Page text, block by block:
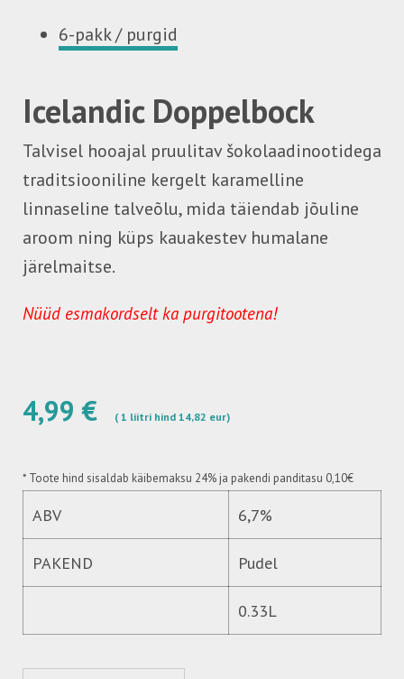
6-pakk / purgid
Icelandic Doppelbock
Talvisel hooajal pruulitav šokolaadinootidega
traditsiooniline kergelt karamelline
linnaseline talveõlu, mida täiendab jõuline
aroom ning küps kauakestev humalane
järelmaitse.
Nüüd esmakordselt ka purgitootena!
4,99 € ( 1 liitri hind 14,82 eur)
* Toote hind sisaldab käibemaksu 24% ja pakendi panditasu 0,10€
ABV 6,7%
PAKEND Pudel
0.33L